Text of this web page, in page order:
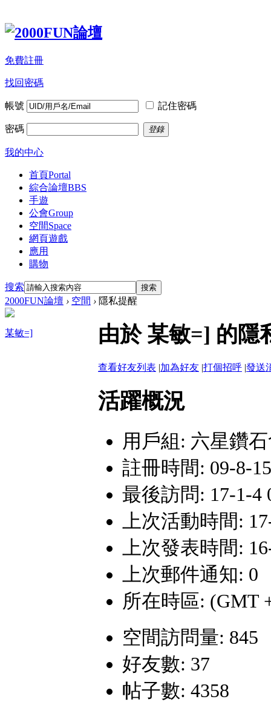
免費註冊
找回密碼
帳號 記住密碼
密碼 登錄
我的中心
首頁Portal
綜合論壇BBS
手遊
公會Group
空間Space
網頁遊戲
應用
購物
搜索 搜索
2000FUN論壇 › 空間 › 隱私提醒
某敏=] 由於 某敏=] 的隱
查看好友列表 |加為好友 |打個招呼 |發送
活躍概況
用戶組: 六星鑽
註冊時間: 09-8-
最後訪問: 17-1-4
上次活動時間:
上次發表時間:
上次郵件通知: 0
所在時區: (GMT
空間訪問量: 845
好友數: 37
帖子數: 4358